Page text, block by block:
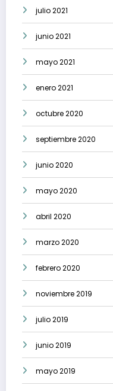
julio 2021
junio 2021
mayo 2021
enero 2021
octubre 2020
septiembre 2020
junio 2020
mayo 2020
abril 2020
marzo 2020
febrero 2020
noviembre 2019
julio 2019
junio 2019
mayo 2019